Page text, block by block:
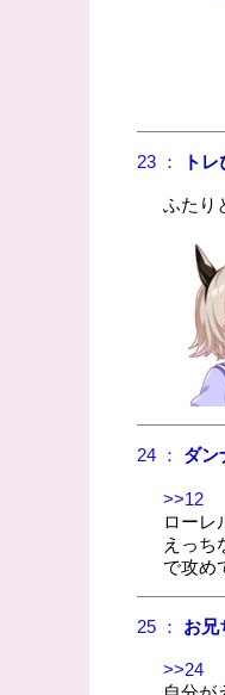
23 ： ト
ふたり
24 ： ダン
>>12
ローレ
えっち
で攻め
25 ： お兄
>>24